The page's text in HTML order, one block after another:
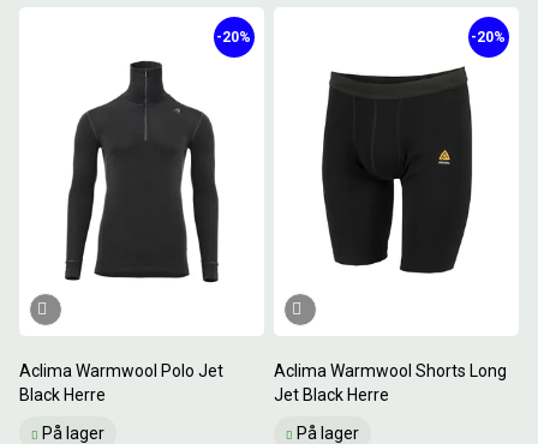
Aclima Warmwool Polo Jet
Black Herre
På lager
-20%
Aclima Warmwool Shorts Long
Jet Black Herre
På lager
-20%